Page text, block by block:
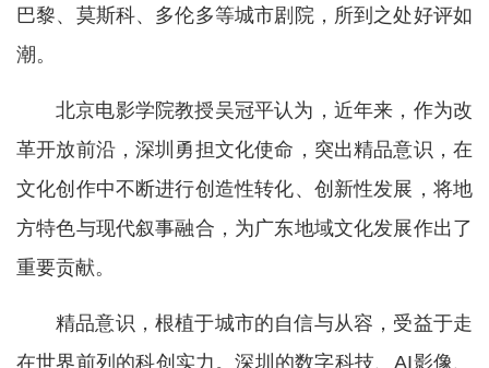
巴黎、莫斯科、多伦多等城市剧院，所到之处好评如
潮。
北京电影学院教授吴冠平认为，近年来，作为改
革开放前沿，深圳勇担文化使命，突出精品意识，在
文化创作中不断进行创造性转化、创新性发展，将地
方特色与现代叙事融合，为广东地域文化发展作出了
重要贡献。
精品意识，根植于城市的自信与从容，受益于走
在世界前列的科创实力。深圳的数字科技、AI影像、